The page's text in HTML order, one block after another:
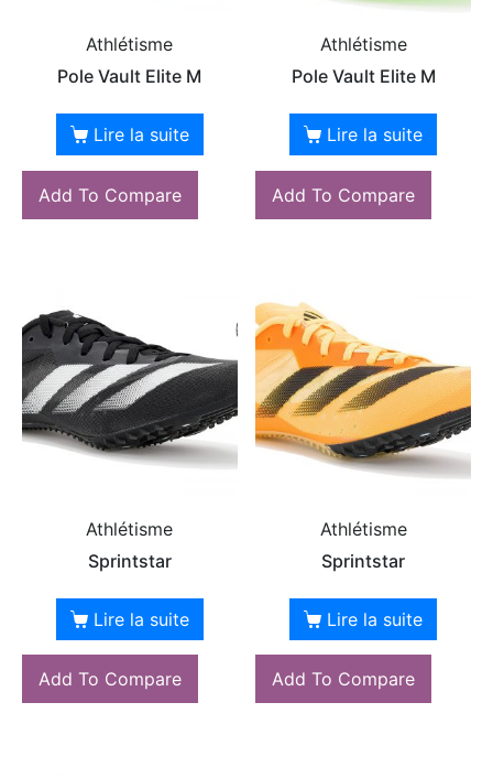
Athlétisme
Pole Vault Elite M
Lire la suite
Add To Compare
Athlétisme
Pole Vault Elite M
Lire la suite
Add To Compare
Athlétisme
Sprintstar
Lire la suite
Add To Compare
Athlétisme
Sprintstar
Lire la suite
Add To Compare